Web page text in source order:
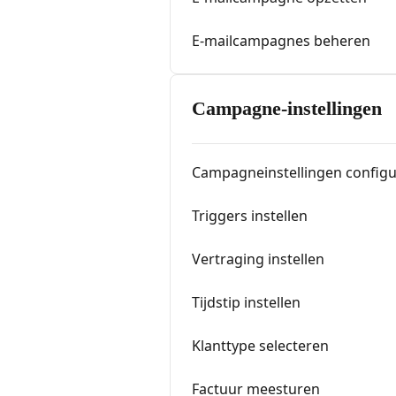
E-mailcampagnes beheren
Campagne-instellingen
Campagneinstellingen
Triggers instellen
Vertraging instellen
Tijdstip instellen
Klanttype selecteren
Factuur meesturen